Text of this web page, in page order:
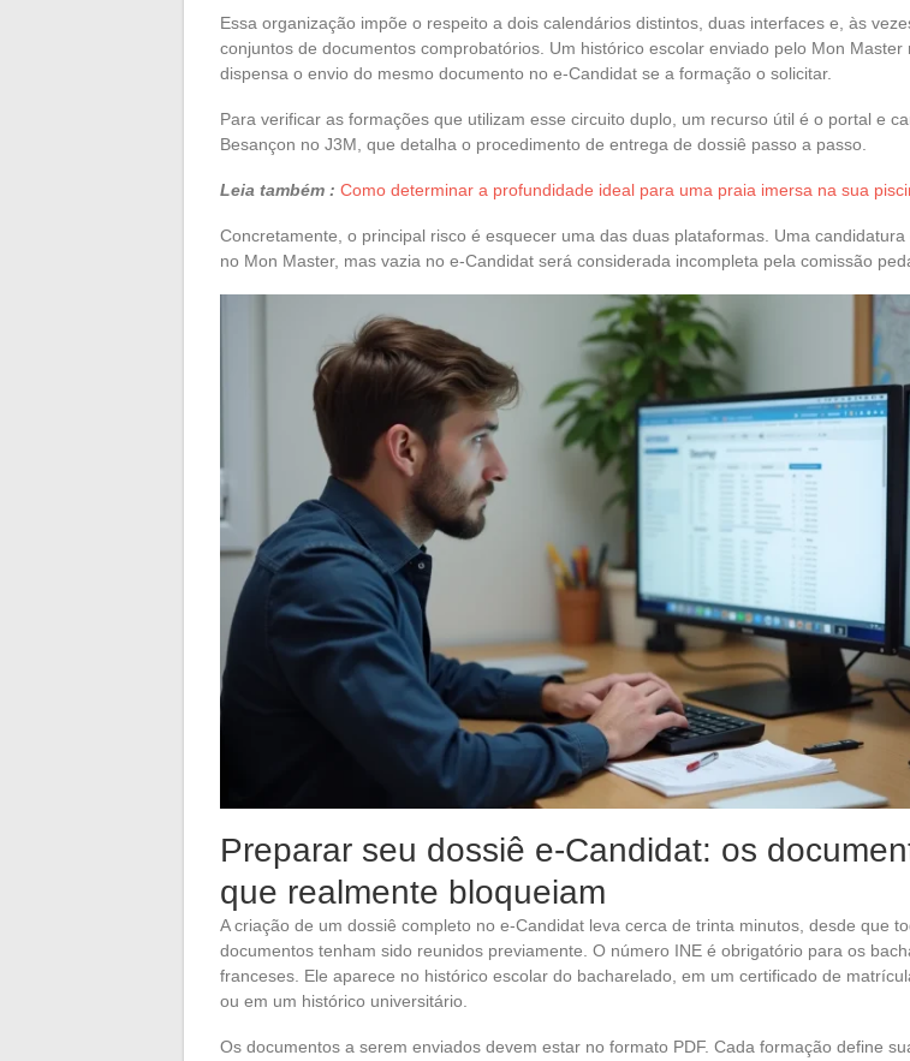
Essa organização impõe o respeito a dois calendários distintos, duas interfaces e, às
conjuntos de documentos comprobatórios. Um histórico escolar enviado pelo Mon Master
dispensa o envio do mesmo documento no e-Candidat se a formação o solicitar.
Para verificar as formações que utilizam esse circuito duplo, um recurso útil é o portal e
Besançon no J3M, que detalha o procedimento de entrega de dossiê passo a passo.
Leia também : Como determinar a profundidade ideal para uma praia imersa na sua
Concretamente, o principal risco é esquecer uma das duas plataformas. Uma candidatura
no Mon Master, mas vazia no e-Candidat será considerada incompleta pela comissão
Preparar seu dossiê e-Candidat: os
que realmente bloqueiam
A criação de um dossiê completo no e-Candidat leva cerca de trinta minutos, desde que
documentos tenham sido reunidos previamente. O número INE é obrigatório para os
franceses. Ele aparece no histórico escolar do bacharelado, em um certificado de
ou em um histórico universitário.
Os documentos a serem enviados devem estar no formato PDF. Cada formação define